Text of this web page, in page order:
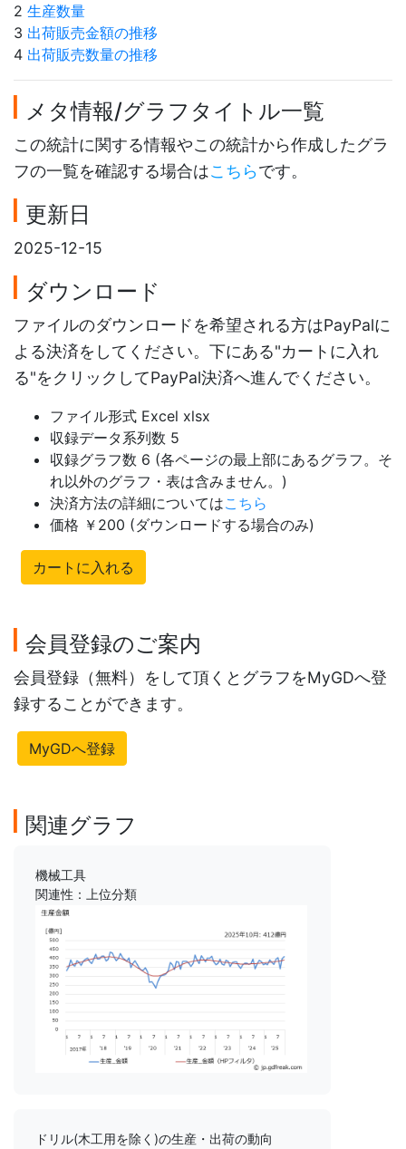
2 生産数量
3 出荷販売金額の推移
4 出荷販売数量の推移
メタ情報/グラフタイトル一覧
この統計に関する情報やこの統計から作成したグラ
フの一覧を確認する場合はこちらです。
更新日
2025-12-15
ダウンロード
ファイルのダウンロードを希望される方はPayPalに
よる決済をしてください。下にある"カートに入れ
る"をクリックしてPayPal決済へ進んでください。
ファイル形式 Excel xlsx
収録データ系列数 5
収録グラフ数 6 (各ページの最上部にあるグラフ。そ
れ以外のグラフ・表は含みません。)
決済方法の詳細についてはこちら
価格 ￥200 (ダウンロードする場合のみ)
カートに入れる
会員登録のご案内
会員登録（無料）をして頂くとグラフをMyGDへ登
録することができます。
MyGDへ登録
関連グラフ
機械工具
関連性：上位分類
ドリル(木工用を除く)の生産・出荷の動向